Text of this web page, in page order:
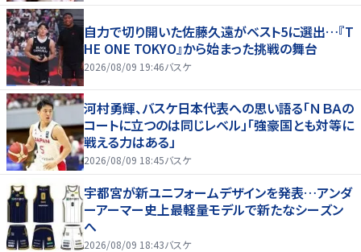
自力で切り開いた佐藤久遠がベスト5に選出…『T
HE ONE TOKYO』から始まった挑戦の舞台
2026/08/09 19:46バスケ
河村勇輝、バスケ日本代表への思い語る「ＮＢＡの
コートに立つのは同じレベル」「強豪国とも対等に
戦える力はある」
2026/08/09 18:45バスケ
宇都宮が新ユニフォームデザインを発表…アンダ
ーアーマー史上最軽量モデルで新たなシーズン
へ
2026/08/09 18:43バスケ